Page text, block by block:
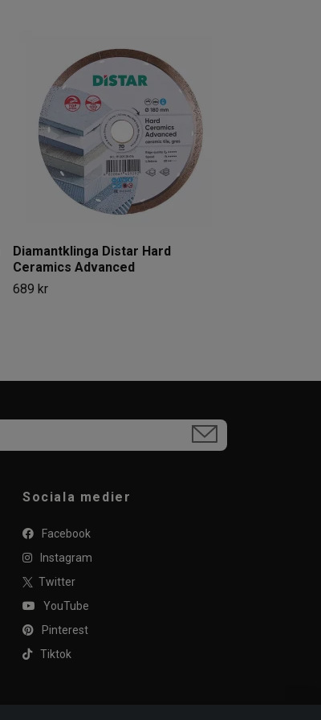
Diamantklinga Distar Hard
Ceramics Advanced
689 kr
Sociala medier
Facebook
Instagram
Twitter
YouTube
Pinterest
Tiktok